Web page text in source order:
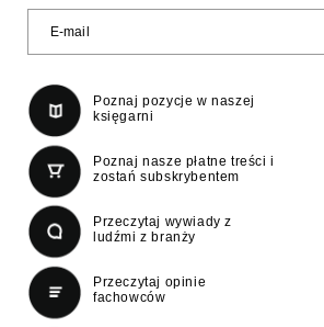
Poznaj pozycje w naszej
księgarni
Poznaj nasze płatne treści i
zostań subskrybentem
Przeczytaj wywiady z
ludźmi z branży
Przeczytaj opinie
fachowców